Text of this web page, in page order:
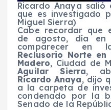
Ricardo Anaya salió
que es investigado
Miguel Sierra)
Cabe recordar que
de agosto, día
comparecer en
Reclusorio Norte
Madero, Ciudad de
Aguilar Sierra,
Ricardo Anaya, dijo
a la carpeta de
condenado por la
Senado de la